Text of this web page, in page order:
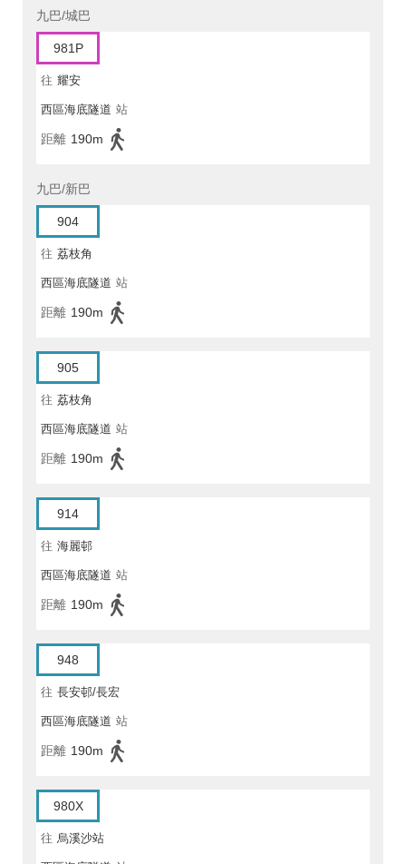
九巴/城巴
981P
往 耀安
西區海底隧道 站
距離 190m
九巴/新巴
904
往 荔枝角
西區海底隧道 站
距離 190m
905
往 荔枝角
西區海底隧道 站
距離 190m
914
往 海麗邨
西區海底隧道 站
距離 190m
948
往 長安邨/長宏
西區海底隧道 站
距離 190m
980X
往 烏溪沙站